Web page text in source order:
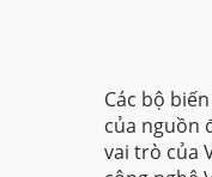
Các bộ
của nguồn
vai trò của